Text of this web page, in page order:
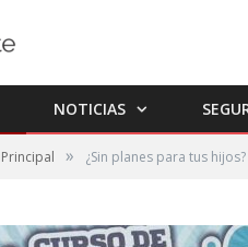
NOTICIAS
Principal » ¿Sin planes para tus